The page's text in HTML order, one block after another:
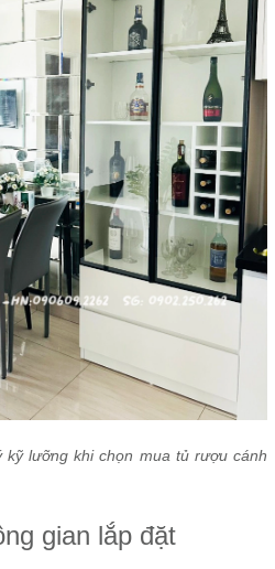
lưỡng khi chọn mua tủ rượu cánh
gian lắp đặt